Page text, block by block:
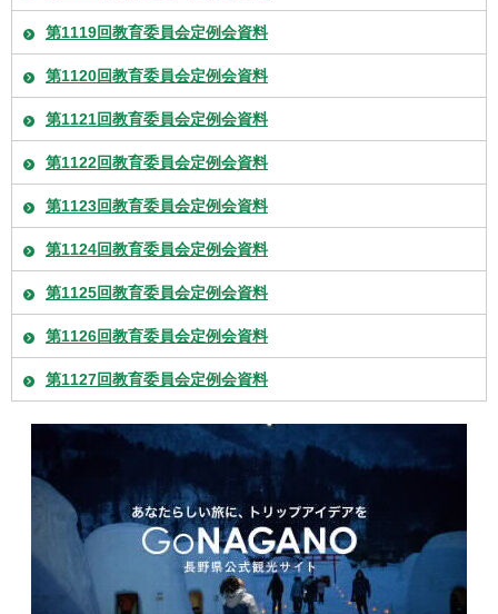
第1119回教育委員会定例会資料
第1120回教育委員会定例会資料
第1121回教育委員会定例会資料
第1122回教育委員会定例会資料
第1123回教育委員会定例会資料
第1124回教育委員会定例会資料
第1125回教育委員会定例会資料
第1126回教育委員会定例会資料
第1127回教育委員会定例会資料